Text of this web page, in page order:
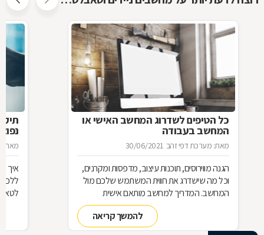
כל הטיפים לשדרוג המחשב האישי או
המחשב בעבודה
מאת: מערכת דפי זהב 30/06/2021
הגנה מווירוסים, תוכנות עיצוב, מדפסות ומקרנים,
וכל מה שישדרג את חווית המשתמש שלכם מול
המחשב. המדריך למחשב מותאם אישית
להמשך קריאה
מאת:
איך
ללכת